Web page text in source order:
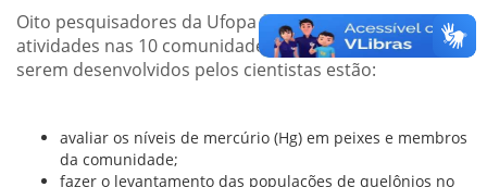
Oito pesquisadores da Ufopa farão parte das
atividades nas 10 comunidades. Entre os estudos a
serem desenvolvidos pelos cientistas estão:
avaliar os níveis de mercúrio (Hg) em peixes e membros
da comunidade;
fazer o levantamento das populações de quelônios no